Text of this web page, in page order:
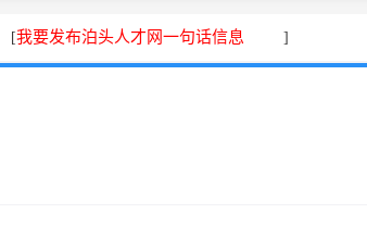
[我要发布泊头人才网一句话信息 ]